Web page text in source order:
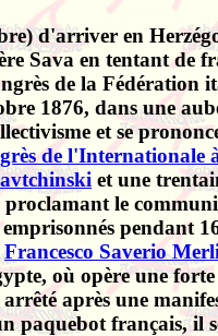
d'arriver en
Sava en tentant
de la Fédération
1876, dans une
et se
de l'Internationale
et une
le
pendant
Francesco Saverio
où opère une
après une
français, il